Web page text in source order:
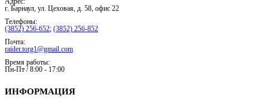
г. Барнаул, ул. Цеховая, д. 58, офис 22
Телефоны:
(3852) 256-652; (3852) 256-852
Почта:
raider.torg1@gmail.com
Время работы:
Пн-Пт / 8:00 - 17:00
ИНФОРМАЦИЯ